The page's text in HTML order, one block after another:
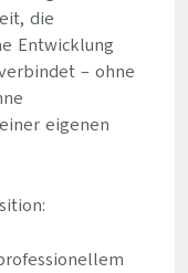
die
Entwicklung
– ohne
eigenen